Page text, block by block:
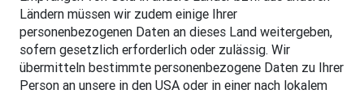
Ländern müssen wir zudem einige Ihrer
personenbezogenen Daten an dieses Land weitergeben,
sofern gesetzlich erforderlich oder zulässig. Wir
übermitteln bestimmte personenbezogene Daten zu Ihrer
Person an unsere in den USA oder in einer nach lokalem